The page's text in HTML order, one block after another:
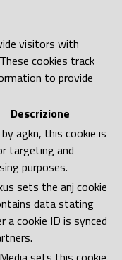
visitors with
cookies track
to provide
Descrizione
agkn, this cookie is
targeting and
purposes.
sets the anj cookie
data stating
a cookie ID is synced